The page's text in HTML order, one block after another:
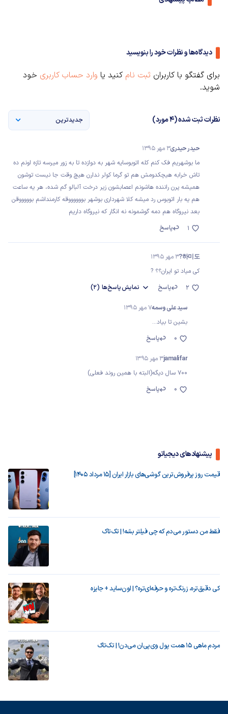
دیدگاه‌ها و نظرات خود را بنویسید
برای گفتگو با کاربران ثبت نام کنید یا وارد حساب کاربری خود
شوید.
نظرات ثبت شده (4 مورد) جدیدترین
حیدر حیدری3 مهر 1395
ما بوشهریم فک کنم کله اتوبوسایه شهر به دوازده تا به زور میرسه تازه اونم ده
تاش خرابه هیچکدومش هم تو گرما کولر ندارن هیچ وقت جا نیست توشون
همیشه پرن راننده هاشونم اعصابشون زیر درخت آلبالو گم شده، هر یه ساعت
هم یه بار اتوبوس رد میشه کلا شهرداری بوشهر بووووووقه کارمنداشم بوووووقن
بعد نیروگاه هم دمه گوشمونه نه انگار که نیروگاه داریم
پاسخ
1
하미도? 3 مهر 1395
کی میاد تو ایران؟؟ ?
پاسخ
نمایشپاسخ‌ها (2) 2
سید علی وسمه7 مهر 1395
بشین تا بیاد...
پاسخ
0
jamalifar3 مهر 1395
700 سال دیگه(البته با همین روند فعلی)
پاسخ
0
پیشنهادهای دیجیاتو
قیمت روز پرفروش‌ترین گوشی‌های بازار ایران [15 مرداد 1405]
فقط من دستور می‌دم که چی فیلتر بشه! | تک‌تاک
کی دقیق‌تره، زرنگ‌تره و حرفه‌ای‌تره؟ | اون‌ساید + جایزه
مردم ماهی ۱۵ همت پول وی‌پی‌ان می‌دن! | تک‌تاک